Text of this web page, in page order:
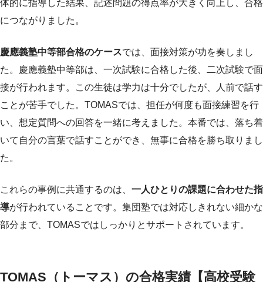
体的に指導した結果、記述問題の得点率が大きく向上し、合格
につながりました。
慶應義塾中等部合格のケースでは、面接対策が功を奏しまし
た。慶應義塾中等部は、一次試験に合格した後、二次試験で面
接が行われます。この生徒は学力は十分でしたが、人前で話す
ことが苦手でした。TOMASでは、担任が何度も面接練習を行
い、想定質問への回答を一緒に考えました。本番では、落ち着
いて自分の言葉で話すことができ、無事に合格を勝ち取りまし
た。
これらの事例に共通するのは、 一人ひとりの課題に合わせた指
導が行われていることです。集団塾では対応しきれない細かな
部分まで、TOMASではしっかりとサポートされています。
TOMAS（トーマス）の合格実績【高校受験